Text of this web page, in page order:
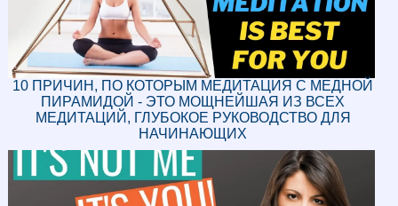
10 ПРИЧИН, ПО КОТОРЫМ МЕДИТАЦИЯ С МЕДНОЙ
ПИРАМИДОЙ - ЭТО МОЩНЕЙШАЯ ИЗ ВСЕХ
МЕДИТАЦИЙ, ГЛУБОКОЕ РУКОВОДСТВО ДЛЯ
НАЧИНАЮЩИХ